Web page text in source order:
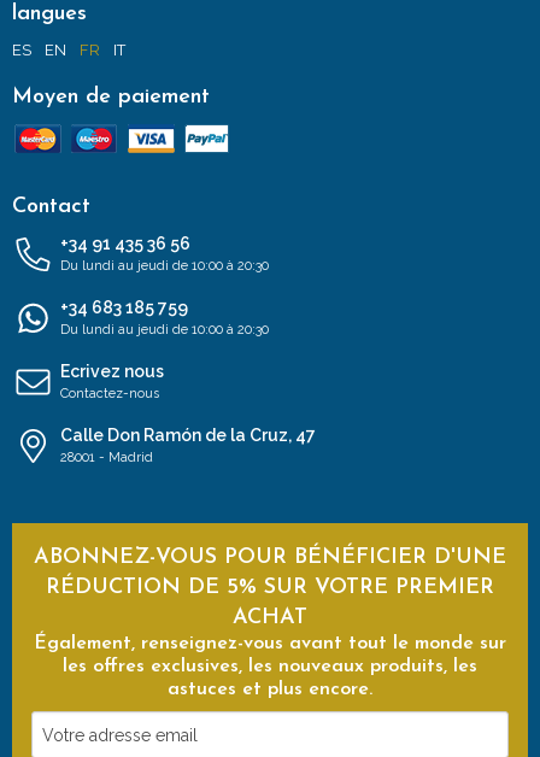
langues
ES EN FR IT
Moyen de paiement
Contact
+34 91 435 36 56
Du lundi au jeudi de 10:00 à 20:30
+34 683 185 759
Du lundi au jeudi de 10:00 à 20:30
Ecrivez nous
Contactez-nous
Calle Don Ramón de la Cruz, 47
28001 - Madrid
ABONNEZ-VOUS POUR BÉNÉFICIER D'UNE
RÉDUCTION DE 5% SUR VOTRE PREMIER
ACHAT
Également, renseignez-vous avant tout le monde sur
les offres exclusives, les nouveaux produits, les
astuces et plus encore.
Votre